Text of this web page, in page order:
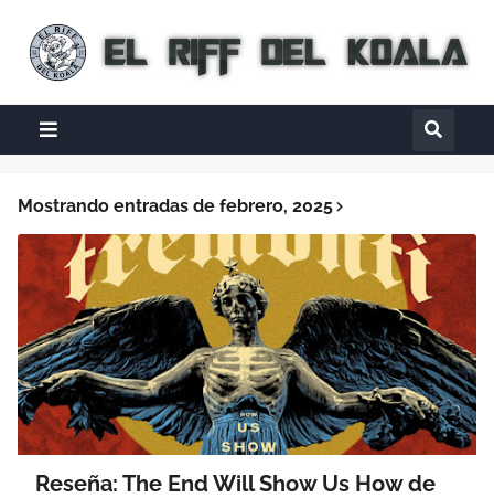
Mostrando entradas de febrero, 2025
Reseña: The End Will Show Us How de